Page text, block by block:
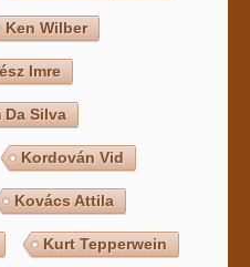
Ken Wilber
Imre
Da Silva
Kordován Vid
Kovács Attila
Kurt Tepperwein